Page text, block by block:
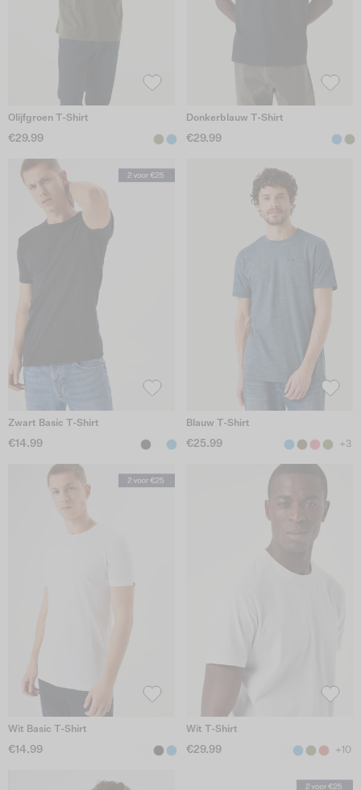
Olijfgroen T-Shirt
€29.99
Donkerblauw T-Shirt
€29.99
Zwart Basic T-Shirt
€14.99
Blauw T-Shirt
€25.99 +3
Wit Basic T-Shirt
€14.99
Wit T-Shirt
€29.99 +10